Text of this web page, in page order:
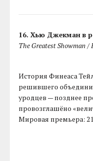
16. Хью Джекман в
The Greatest Showman
История Финеаса
решившего
уродцев — позднее
провозглашёно
Мировая премьера: